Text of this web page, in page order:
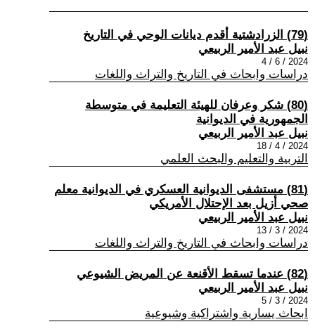
(79) الزرادشتية أقدم ديانات الوحي في التاريخ
نبيل عبد الأمير الربيعي
2024 / 6 / 4
دراسات وابحاث في التاريخ والتراث واللغات
(80) شكر وعرفان للهيئة التعليمة في متوسطة
الجمهورية في الديوانية
نبيل عبد الأمير الربيعي
2024 / 4 / 18
التربية والتعليم والبحث العلمي
(81) مستشفى الديوانية العسكري في الديوانية معلم
صحي أزيل بعد الإحتلال الأمريكي
نبيل عبد الأمير الربيعي
2024 / 3 / 13
دراسات وابحاث في التاريخ والتراث واللغات
(82) عندما تسقط الأقنعة عن المريض الشيوعي
نبيل عبد الأمير الربيعي
2024 / 3 / 5
ابحاث يسارية واشتراكية وشيوعية